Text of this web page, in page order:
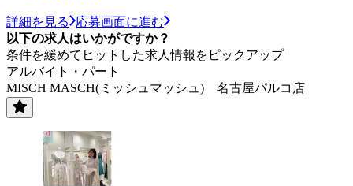
詳細を見る
応募画面に進む
以下の求人はいかがですか？
条件を緩めてヒットした求人情報をピックアップ
アルバイト・パート
MISCH MASCH(ミッシュマッシュ) 名古屋パルコ店